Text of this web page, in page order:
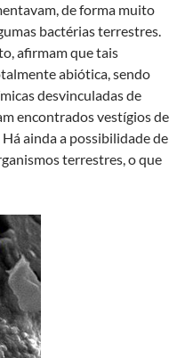
de forma muito
bactérias terrestres.
afirmam que tais
abiótica, sendo
desvinculadas de
encontrados vestígios de
ainda a possibilidade de
terrestres, o que